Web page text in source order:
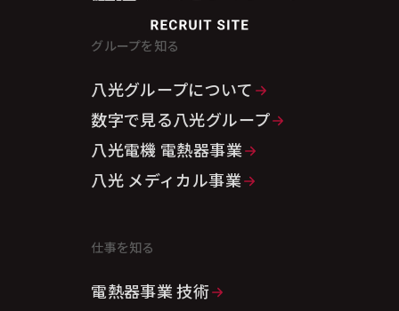
グループを知る
八光グループについて
数字で見る八光グループ
八光電機 電熱器事業
八光 メディカル事業
仕事を知る
電熱器事業 技術